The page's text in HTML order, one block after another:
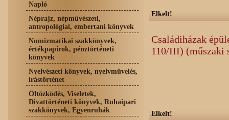
Napló
Néprajz, népművészeti,
antropológiai, embertani könyvek
Numizmatikai szakkönyvek,
értékpapírok, pénztörténeti
könyvek
Nyelvészeti könyvek, nyelvművelés,
írástörténet
Öltözködés, Viseletek,
Divattörténeti könyvek, Ruhaipari
szakkönyvek, Egyenruhák
Elkelt!
Családiházak
110/III) (műszaki
Elkelt!